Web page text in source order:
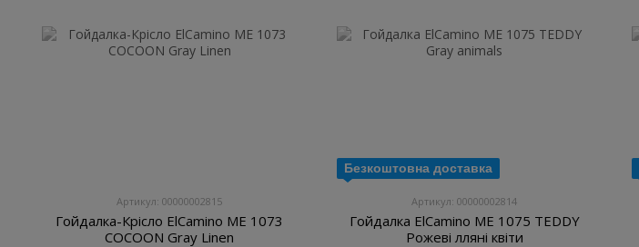
Артикул: 00000002815
Гойдалка-Крісло ElCamino ME 1073
COCOON Gray Linen
Безкоштовна доставка
Артикул: 00000002814
Гойдалка ElCamino ME 1075 TEDDY
Рожеві лляні квіти